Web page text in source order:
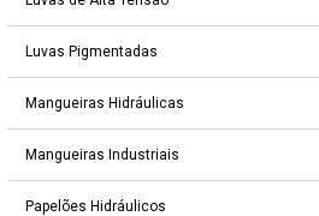
Luvas Pigmentadas
Mangueiras Hidráulicas
Mangueiras Industriais
Papelões Hidráulicos